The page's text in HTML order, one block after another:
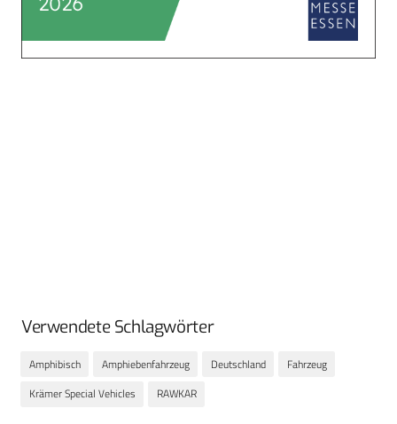
Verwendete Schlagwörter
Amphibisch Amphiebenfahrzeug Deutschland
Fahrzeug
Krämer Special Vehicles
RAWKAR